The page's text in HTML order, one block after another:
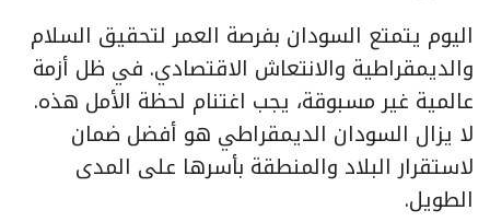
اليوم يتمتع السودان بفرصة العمر لتحقيق السلام
والديمقراطية والانتعاش الاقتصادي. في ظل أزمة
عالمية غير مسبوقة، يجب اغتنام لحظة الأمل هذه.
لا يزال السودان الديمقراطي هو أفضل ضمان
لاستقرار البلاد والمنطقة بأسرها على المدى
الطويل.